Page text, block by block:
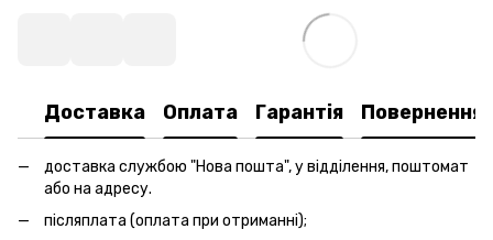
Доставка Оплата Гарантія Повернення
доставка службою "Нова пошта", у відділення, поштомат
або на адресу.
післяплата (оплата при отриманні);